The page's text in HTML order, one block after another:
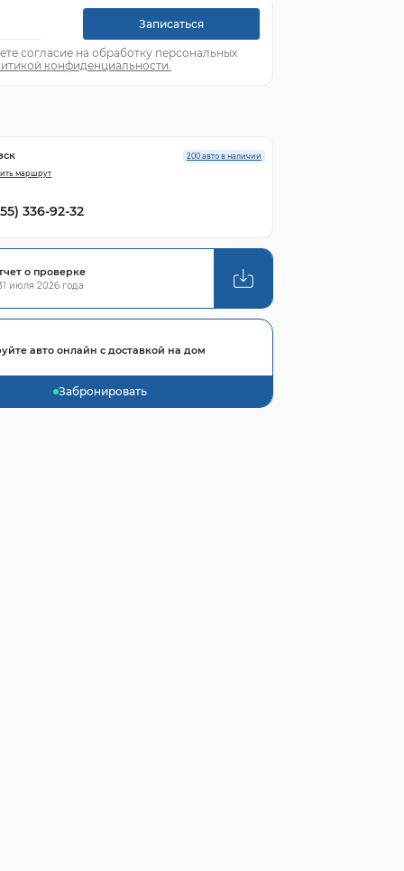
Записаться
согласие на обработку персональных
конфиденциальности.
200 авто в наличии
маршрут
336-92-32
о проверке
июля 2026 года
авто онлайн с доставкой на дом
Забронировать